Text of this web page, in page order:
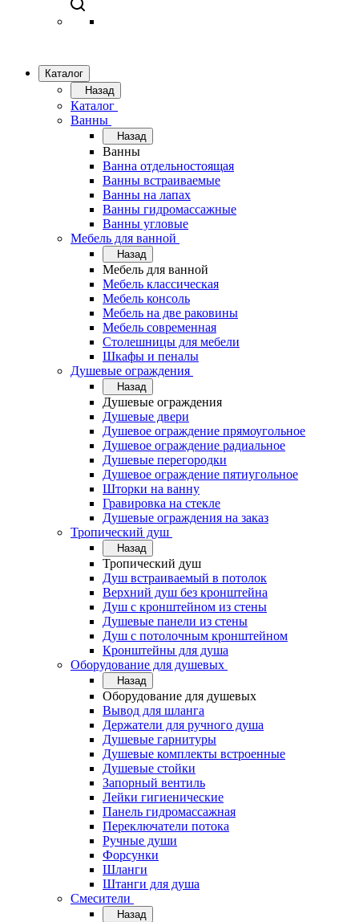
Каталог
Назад
Каталог
Ванны
Назад
Ванны
Ванна отдельностоящая
Ванны встраиваемые
Ванны на лапах
Ванны гидромассажные
Ванны угловые
Мебель для ванной
Назад
Мебель для ванной
Мебель классическая
Мебель консоль
Мебель на две раковины
Мебель современная
Столешницы для мебели
Шкафы и пеналы
Душевые ограждения
Назад
Душевые ограждения
Душевые двери
Душевое ограждение прямоугольное
Душевое ограждение радиальное
Душевые перегородки
Душевое ограждение пятиугольное
Шторки на ванну
Гравировка на стекле
Душевые ограждения на заказ
Тропический душ
Назад
Тропический душ
Душ встраиваемый в потолок
Верхний душ без кронштейна
Душ с кронштейном из стены
Душевые панели из стены
Душ с потолочным кронштейном
Кронштейны для душа
Оборудование для душевых
Назад
Оборудование для душевых
Вывод для шланга
Держатели для ручного душа
Душевые гарнитуры
Душевые комплекты встроенные
Душевые стойки
Запорный вентиль
Лейки гигиенические
Панель гидромассажная
Переключатели потока
Ручные души
Форсунки
Шланги
Штанги для душа
Смесители
Назад